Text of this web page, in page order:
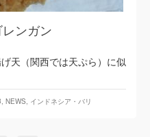
ンガン
天（関西では天ぷら）に似
, NEWS, インドネシア・バリ